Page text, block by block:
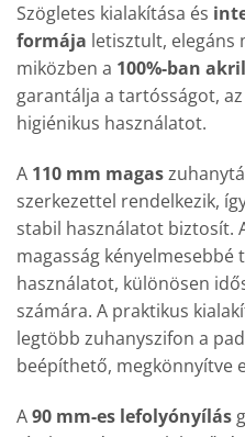
Szögletes kialakítása és
formája letisztult, elegáns
miközben a 100%-ban
garantálja a tartósságot,
higiénikus használatot.
A 110 mm magas
szerkezettel rendelkezik,
stabil használatot biztosít.
magasság kényelmesebbé
használatot, különösen
számára. A praktikus
legtöbb zuhanyszifon a
beépíthető, megkönnyítve
A90 mm-es lefolyónyílás